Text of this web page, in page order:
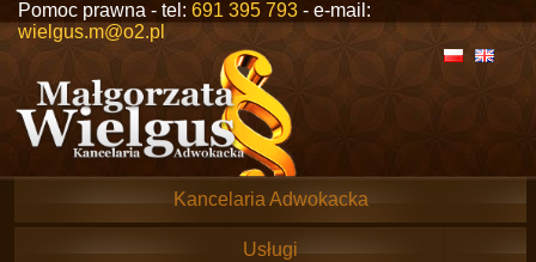
Pomoc prawna - tel: 691 395 793 - e-mail:
wielgus.m@o2.pl
Kancelaria Adwokacka
Usługi